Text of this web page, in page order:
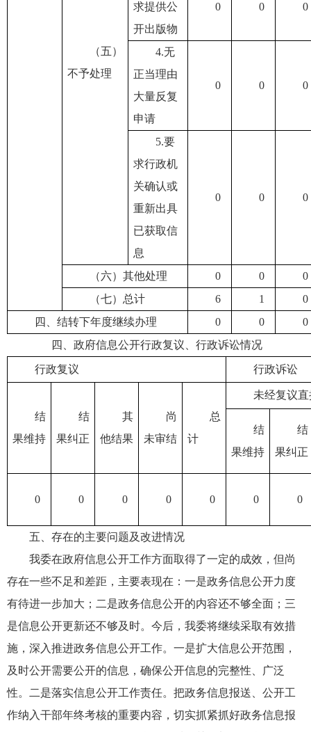
（五）
不予处理
求提供公
开出版物
0 0 0
4.无
正当理由
大量反复
申请
0 0 0
5.要
求行政机
关确认或
重新出具
已获取信
息
0 0 0
（六）其他处理 0 0
0
（七）总计
6 1
0
四、结转下年度继续办理
0 0
0
四、政府信息公开行政复议、行政诉讼情况
行政复议 行政诉讼
结
果维持
结
果纠正
其
他结果
尚
未审结
总
计
未经复议
结
果维持
结
果纠正
0 0 0 0 0 0 0
五、存在的主要问题及改进情况
我委在政府信息公开工作方面取得了一定的成效，但尚
存在一些不足和差距，主要表现在：一是政务信息公开力度
有待进一步加大；二是政务信息公开的内容还不够全面；三
是信息公开更新还不够及时。今后，我委将继续采取有效措
施，深入推进政务信息公开工作。一是扩大信息公开范围，
及时公开需要公开的信息，确保公开信息的完整性、广泛
性。二是落实信息公开工作责任。把政务信息报送、公开工
作纳入干部年终考核的重要内容，切实抓紧抓好政务信息报